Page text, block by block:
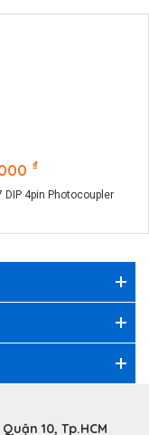
₫
DIP 4pin Photocoupler
10, Tp.HCM